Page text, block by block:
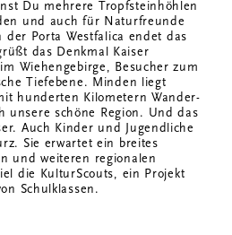
Du mehrere Tropfsteinhöhlen
und auch für Naturfreunde
der Porta Westfalica endet das
das Denkmal Kaiser
Wiehengebirge, Besucher zum
Tiefebene. Minden liegt
hunderten Kilometern Wander-
unsere schöne Region. Und das
Auch Kinder und Jugendliche
Sie erwartet ein breites
und weiteren regionalen
die KulturScouts, ein Projekt
Schulklassen.